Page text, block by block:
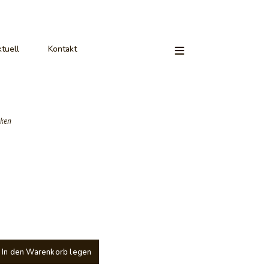
Kontakt
In den Warenkorb legen